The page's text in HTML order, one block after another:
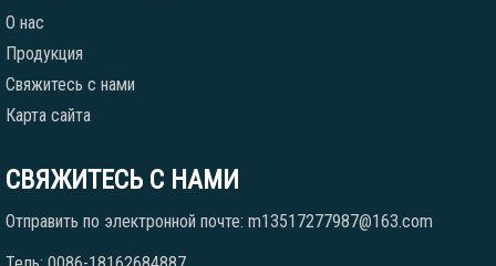
О нас
Продукция
Свяжитесь с нами
Карта сайта
СВЯЖИТЕСЬ С НАМИ
Отправить по электронной почте: m13517277987@163.com